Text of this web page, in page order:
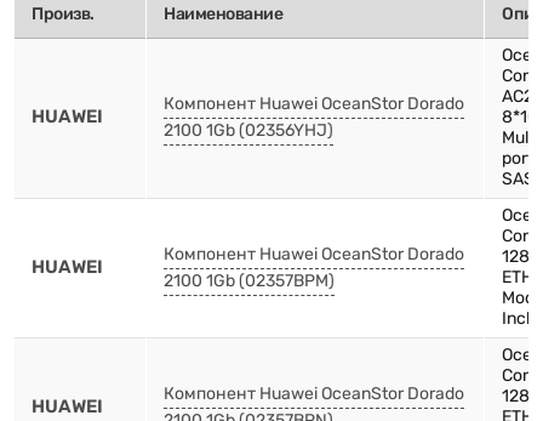
Произв. Наименование
HUAWEI
Компонент Huawei OceanStor Dorado
2100 1Gb (02356YHJ)
HUAWEI
Компонент Huawei OceanStor Dorado
2100 1Gb (02357BPM)
128
Inch
HUAWEI
Компонент Huawei OceanStor Dorado
128